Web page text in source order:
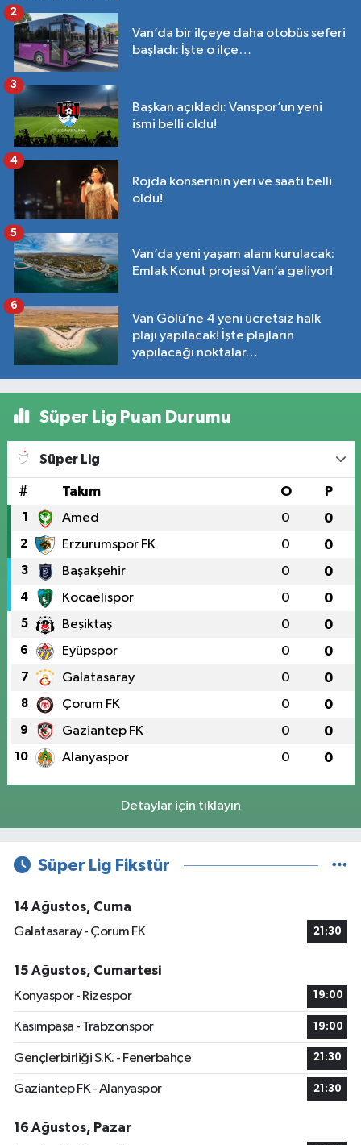
Van’da bir ilçeye daha otobüs seferi
başladı: İşte o ilçe…
2
Başkan açıkladı: Vanspor’un yeni
ismi belli oldu!
3
Rojda konserinin yeri ve saati belli
oldu!
4
Van’da yeni yaşam alanı kurulacak:
Emlak Konut projesi Van’a geliyor!
5
Van Gölü’ne 4 yeni ücretsiz halk
plajı yapılacak! İşte plajların
yapılacağı noktalar…
6
Süper Lig Puan Durumu
Süper Lig
# Takım O P
1 Amed 0 0
2 Erzurumspor FK 0 0
3 Başakşehir 0 0
4 Kocaelispor 0 0
5 Beşiktaş 0 0
6 Eyüpspor 0 0
7 Galatasaray 0 0
8 Çorum FK 0 0
9 Gaziantep FK 0 0
10 Alanyaspor 0 0
Detaylar için tıklayın
Süper Lig Fikstür
14 Ağustos, Cuma
Galatasaray - Çorum FK
21:30
15 Ağustos, Cumartesi
Konyaspor - Rizespor
19:00
Kasımpaşa - Trabzonspor 19:00
Gençlerbirliği S.K. - Fenerbahçe 21:30
Gaziantep FK - Alanyaspor 21:30
16 Ağustos, Pazar